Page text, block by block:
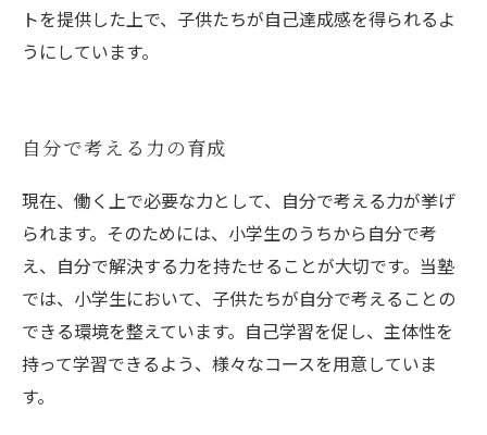
トを提供した上で、子供たちが自己達成感を得られるよ
うにしています。
自分で考える力の育成
現在、働く上で必要な力として、自分で考える力が挙げ
られます。そのためには、小学生のうちから自分で考
え、自分で解決する力を持たせることが大切です。当塾
では、小学生において、子供たちが自分で考えることの
できる環境を整えています。自己学習を促し、主体性を
持って学習できるよう、様々なコースを用意していま
す。